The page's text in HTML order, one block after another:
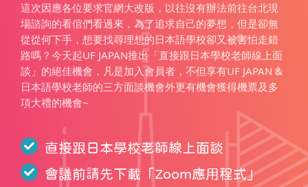
這次因應各位要求官網大改版，以往沒有辦法前往台北現
場諮詢的看倌們看過來，為了追求自己的夢想，但是卻無
從從何下手，想要找尋理想的日本語學校卻又被害怕走錯
路嗎？今天起UF JAPAN推出「直接跟日本學校老師線上面
談」的絕佳機會，凡是加入會員者，不但享有UF JAPAN &
日本語學校老師的三方面談機會外更有機會獲得機票及多
項大禮的機會~
直接跟日本學校老師線上面談
會議前請先下載「Zoom應用程式」